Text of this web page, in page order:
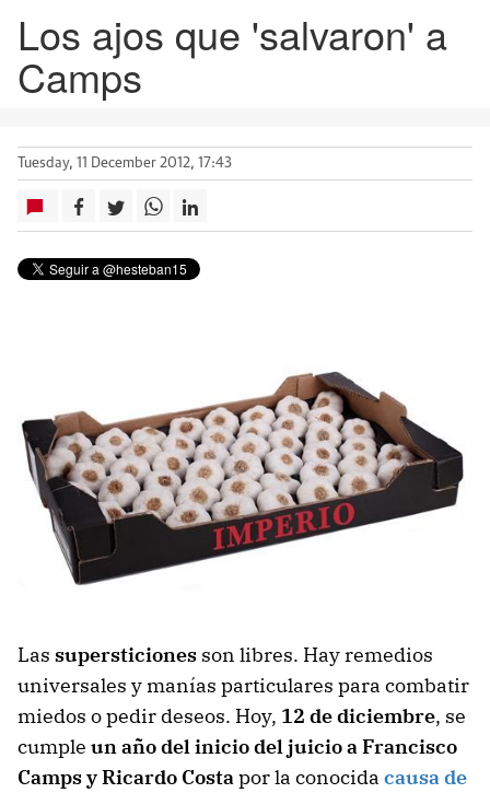
Los ajos que 'salvaron' a
Camps
Tuesday, 11 December 2012, 17:43
Las supersticiones son libres. Hay remedios
universales y manías particulares para combatir
miedos o pedir deseos. Hoy, 12 de diciembre, se
cumple un año del inicio del juicio a Francisco
Camps y Ricardo Costapor la conocida causa de